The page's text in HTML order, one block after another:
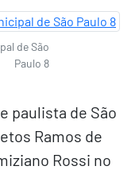
de São
Paulo 8
paulista de São
Ramos de
Rossi no